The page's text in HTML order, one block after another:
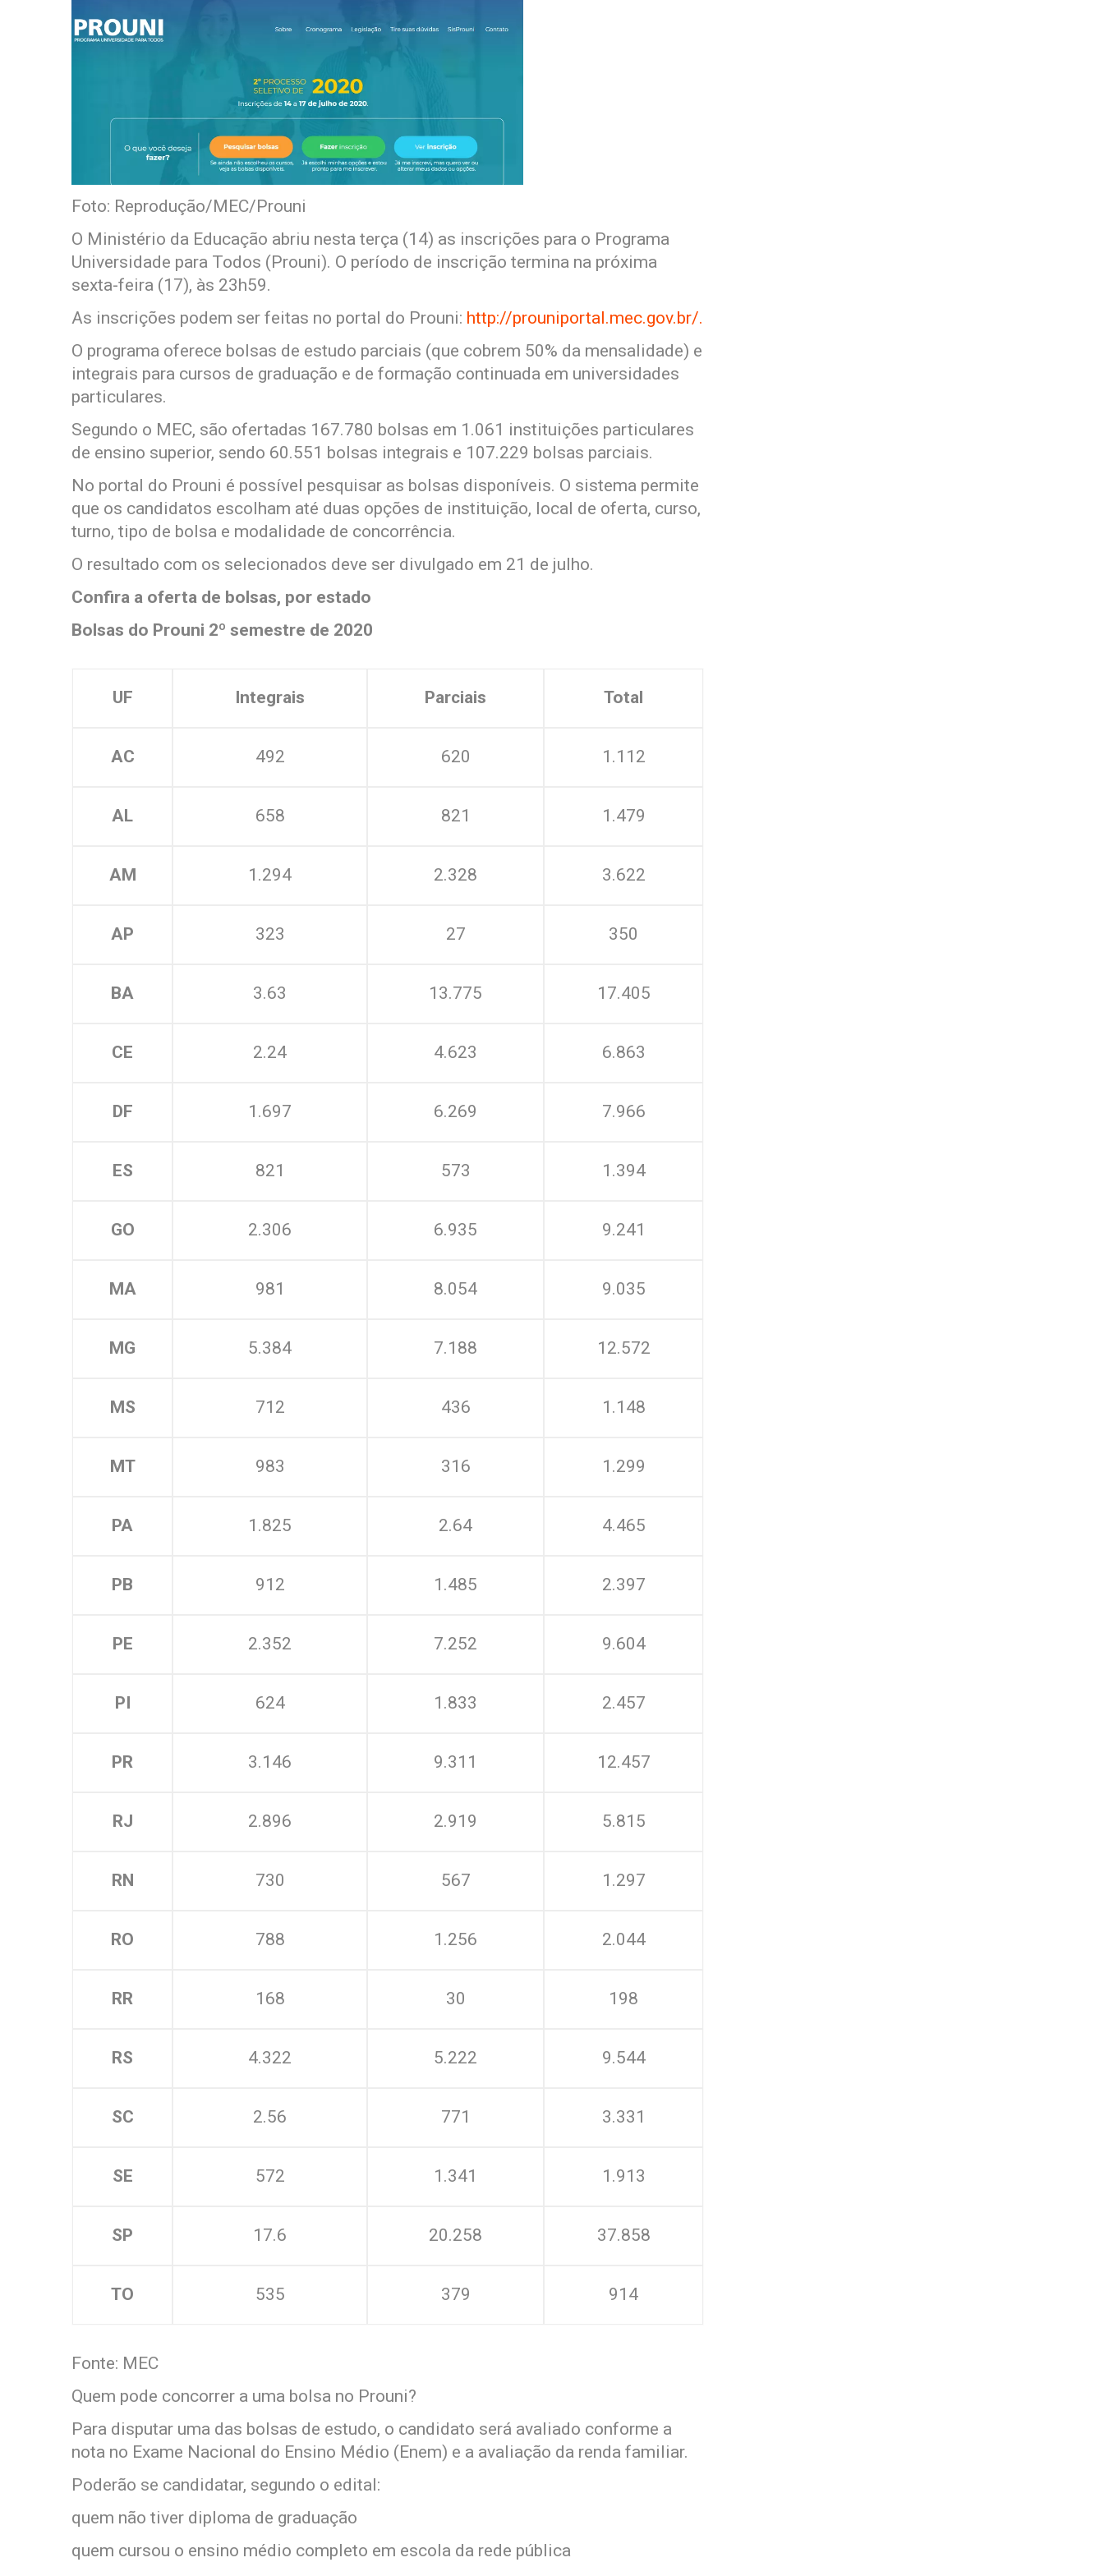
Foto: Reprodução/MEC/Prouni
O Ministério da Educação abriu nesta terça (14) as inscrições para o Programa
Universidade para Todos (Prouni). O período de inscrição termina na próxima
sexta-feira (17), às 23h59.
As inscrições podem ser feitas no portal do Prouni: http://prouniportal.mec.gov.br/.
O programa oferece bolsas de estudo parciais (que cobrem 50% da mensalidade) e
integrais para cursos de graduação e de formação continuada em universidades
particulares.
Segundo o MEC, são ofertadas 167.780 bolsas em 1.061 instituições particulares
de ensino superior, sendo 60.551 bolsas integrais e 107.229 bolsas parciais.
No portal do Prouni é possível pesquisar as bolsas disponíveis. O sistema permite
que os candidatos escolham até duas opções de instituição, local de oferta, curso,
turno, tipo de bolsa e modalidade de concorrência.
O resultado com os selecionados deve ser divulgado em 21 de julho.
Confira a oferta de bolsas, por estado
Bolsas do Prouni 2º semestre de 2020
UF Integrais Parciais Total
AC 492 620 1.112
AL 658 821 1.479
AM 1.294 2.328 3.622
AP 323 27 350
BA 3.63 13.775 17.405
CE 2.24 4.623 6.863
DF 1.697 6.269 7.966
ES 821 573 1.394
GO 2.306 6.935 9.241
MA 981 8.054 9.035
MG 5.384 7.188 12.572
MS 712 436 1.148
MT 983 316 1.299
PA 1.825 2.64 4.465
PB 912 1.485 2.397
PE 2.352 7.252 9.604
PI 624 1.833 2.457
PR 3.146 9.311 12.457
RJ 2.896 2.919 5.815
RN 730 567 1.297
RO 788 1.256 2.044
RR 168 30 198
RS 4.322 5.222 9.544
SC 2.56 771 3.331
SE 572 1.341 1.913
SP 17.6 20.258 37.858
TO 535 379 914
Fonte: MEC
Quem pode concorrer a uma bolsa no Prouni?
Para disputar uma das bolsas de estudo, o candidato será avaliado conforme a
nota no Exame Nacional do Ensino Médio (Enem) e a avaliação da renda familiar.
Poderão se candidatar, segundo o edital:
quem não tiver diploma de graduação
quem cursou o ensino médio completo em escola da rede pública